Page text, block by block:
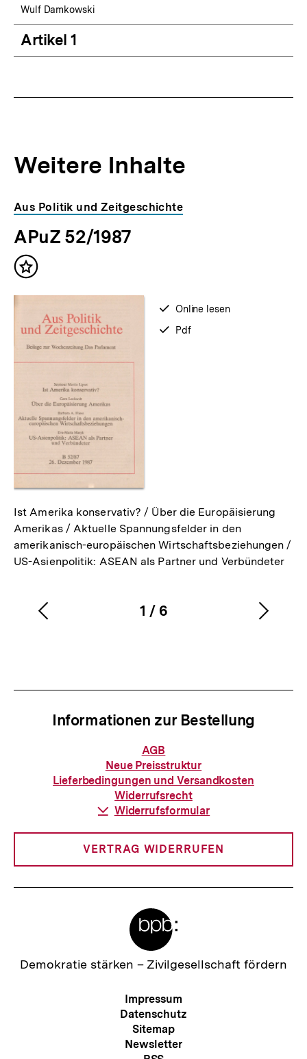
Wulf Damkowski
Artikel 1
Weitere Inhalte
Inhaltskarousell
für
weitere
Inhalte
Inhaltskarussell
überspringen
Aus Politik und Zeitgeschichte
APuZ 52/1987
Inhalt
verfügbar
Online lesen
verfügbar
Pdf
Ist Amerika konservativ? / Über die Europäisierung
Amerikas / Aktuelle Spannungsfelder in den
amerikanisch-europäischen Wirtschaftsbeziehungen /
US-Asienpolitik: ASEAN als Partner und Verbündeter
Karussellinhalt
1
von
/ 6
Vorherigen
Informationen zur Bestellung
Informationen
zur
Bestellung
AGB
Neue Preisstruktur
Lieferbedingungen und Versandkosten
Widerrufsrecht
Download-
Widerrufsformular
VERTRAG WIDERRUFEN
Zur
Demokratie stärken – Zivilgesellschaft fördern
Meta-
Navigation
Impressum
Datenschutz
Sitemap
Newsletter